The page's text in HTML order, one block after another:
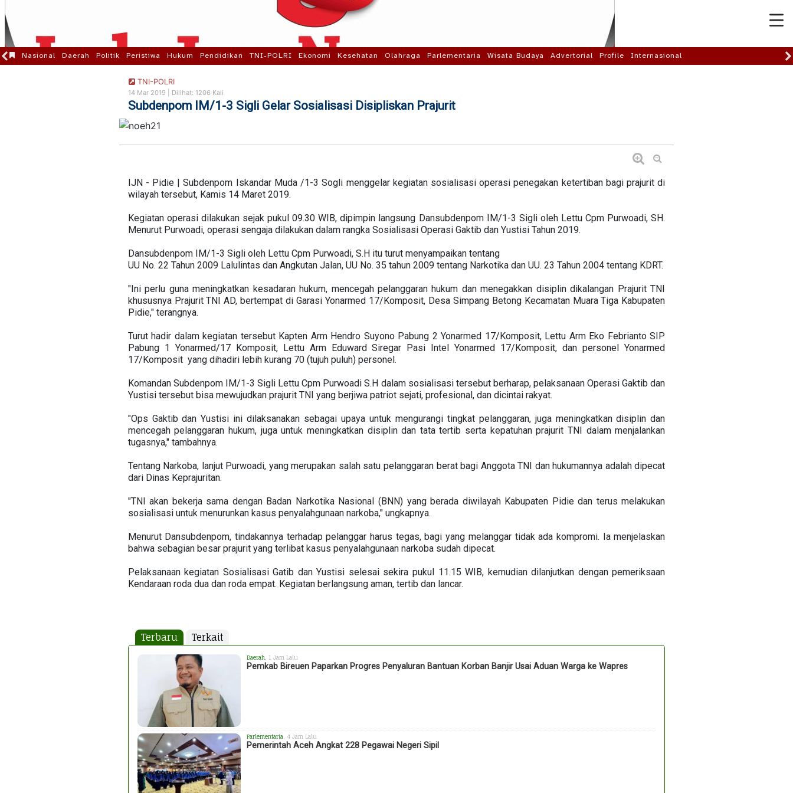
Nasional Daerah Politik Peristiwa Hukum Pendidikan TNI-POLRI Ekonomi Kesehatan Olahraga Parlementaria Wisata Budaya Advertorial Profile Internasional
TNI-POLRI
14 Mar 2019 | Dilihat: 1206 Kali
Subdenpom IM/1-3 Sigli Gelar Sosialisasi Disipliskan Prajurit
IJN - Pidie | Subdenpom Iskandar Muda /1-3 Sogli menggelar kegiatan sosialisasi operasi penegakan ketertiban bagi prajurit di
wilayah tersebut, Kamis 14 Maret 2019.
Kegiatan operasi dilakukan sejak pukul 09.30 WIB, dipimpin langsung Dansubdenpom IM/1-3 Sigli oleh Lettu Cpm Purwoadi, SH.
Menurut Purwoadi, operasi sengaja dilakukan dalam rangka Sosialisasi Operasi Gaktib dan Yustisi Tahun 2019.
Dansubdenpom IM/1-3 Sigli oleh Lettu Cpm Purwoadi, S.H itu turut menyampaikan tentang
UU No. 22 Tahun 2009 Lalulintas dan Angkutan Jalan, UU No. 35 tahun 2009 tentang Narkotika dan UU. 23 Tahun 2004 tentang KDRT.
"Ini perlu guna meningkatkan kesadaran hukum, mencegah pelanggaran hukum dan menegakkan disiplin dikalangan Prajurit TNI
khususnya Prajurit TNI AD, bertempat di Garasi Yonarmed 17/Komposit, Desa Simpang Betong Kecamatan Muara Tiga Kabupaten
Pidie," terangnya.
Turut hadir dalam kegiatan tersebut Kapten Arm Hendro Suyono Pabung 2 Yonarmed 17/Komposit, Lettu Arm Eko Febrianto SIP
Pabung 1 Yonarmed/17 Komposit, Lettu Arm Eduward Siregar Pasi Intel Yonarmed 17/Komposit, dan personel Yonarmed
17/Komposit yang dihadiri lebih kurang 70 (tujuh puluh) personel.
Komandan Subdenpom IM/1-3 Sigli Lettu Cpm Purwoadi S.H dalam sosialisasi tersebut berharap, pelaksanaan Operasi Gaktib dan
Yustisi tersebut bisa mewujudkan prajurit TNI yang berjiwa patriot sejati, profesional, dan dicintai rakyat.
"Ops Gaktib dan Yustisi ini dilaksanakan sebagai upaya untuk mengurangi tingkat pelanggaran, juga meningkatkan disiplin dan
mencegah pelanggaran hukum, juga untuk meningkatkan disiplin dan tata tertib serta kepatuhan prajurit TNI dalam menjalankan
tugasnya," tambahnya.
Tentang Narkoba, lanjut Purwoadi, yang merupakan salah satu pelanggaran berat bagi Anggota TNI dan hukumannya adalah dipecat
dari Dinas Keprajuritan.
"TNI akan bekerja sama dengan Badan Narkotika Nasional (BNN) yang berada diwilayah Kabupaten Pidie dan terus melakukan
sosialisasi untuk menurunkan kasus penyalahgunaan narkoba," ungkapnya.
Menurut Dansubdenpom, tindakannya terhadap pelanggar harus tegas, bagi yang melanggar tidak ada kompromi. Ia menjelaskan
bahwa sebagian besar prajurit yang terlibat kasus penyalahgunaan narkoba sudah dipecat.
Pelaksanaan kegiatan Sosialisasi Gatib dan Yustisi selesai sekira pukul 11.15 WIB, kemudian dilanjutkan dengan pemeriksaan
Kendaraan roda dua dan roda empat. Kegiatan berlangsung aman, tertib dan lancar.
Terbaru Terkait
Daerah , 1 Jam Lalu
Pemkab Bireuen Paparkan Progres Penyaluran Bantuan Korban Banjir Usai Aduan Warga ke Wapres
Parlementaria , 4 Jam Lalu
Pemerintah Aceh Angkat 228 Pegawai Negeri Sipil